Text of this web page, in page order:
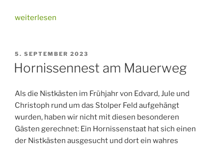
„Unser
weiterlesen
VERÖFFENTLICHT
AM
5. SEPTEMBER 2023
Hornissennest am Mauerweg
Als die Nistkästen im Frühjahr von Edvard, Jule und
Christoph rund um das Stolper Feld aufgehängt
wurden, haben wir nicht mit diesen besonderen
Gästen gerechnet: Ein Hornissenstaat hat sich einen
der Nistkästen ausgesucht und dort ein wahres